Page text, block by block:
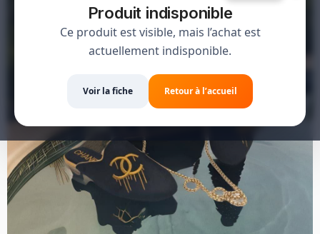
Produit indisponible
Ce produit est visible, mais l’achat est
actuellement indisponible.
Voir la fiche Retour à l’accueil